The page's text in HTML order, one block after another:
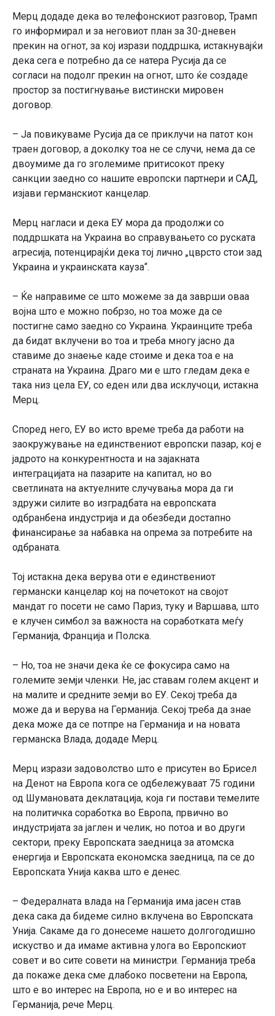
Мерц додаде дека во телефонскиот разговор, Трамп
го информирал и за неговиот план за 30-дневен
прекин на огнот, за кој изрази поддршка, истакнувајќи
дека сега е потребно да се натера Русија да се
согласи на подолг прекин на огнот, што ќе создаде
простор за постигнување вистински мировен
договор.
– Ја повикуваме Русија да се приклучи на патот кон
траен договор, а доколку тоа не се случи, нема да се
двоумиме да го зголемиме притисокот преку
санкции заедно со нашите европски партнери и САД,
изјави германскиот канцелар.
Мерц нагласи и дека ЕУ мора да продолжи со
поддршката на Украина во справувањето со руската
агресија, потенцирајќи дека тој лично „цврсто стои зад
Украина и украинската кауза“.
– Ќе направиме се што можеме за да заврши оваа
војна што е можно побрзо, но тоа може да се
постигне само заедно со Украина. Украинците треба
да бидат вклучени во тоа и треба многу јасно да
ставиме до знаење каде стоиме и дека тоа е на
страната на Украина. Драго ми е што гледам дека е
така низ цела ЕУ, со еден или два исклучоци, истакна
Мерц.
Според него, ЕУ во исто време треба да работи на
заокружување на единствениот европски пазар, кој е
јадрото на конкурентноста и на зајакната
интеграцијата на пазарите на капитал, но во
светлината на актуелните случувања мора да ги
здружи силите во изградбата на европската
одбранбена индустрија и да обезбеди достапно
финансирање за набавка на опрема за потребите на
одбраната.
Тој истакна дека верува оти е единствениот
германски канцелар кој на почетокот на својот
мандат го посети не само Париз, туку и Варшава, што
е клучен симбол за важноста на соработката меѓу
Германија, Франција и Полска.
– Но, тоа не значи дека ќе се фокусира само на
големите земји членки. Не, јас ставам голем акцент и
на малите и средните земји во ЕУ. Секој треба да
може да и верува на Германија. Секој треба да знае
дека може да се потпре на Германија и на новата
германска Влада, додаде Мерц.
Мерц изрази задоволство што е присутен во Брисел
на Денот на Европа кога се одбележуваат 75 години
од Шумановата деклатација, која ги постави темелите
на политичка соработка во Европа, првично во
индустријата за јаглен и челик, но потоа и во други
сектори, преку Европската заедница за атомска
енергија и Европската економска заедница, па се до
Европската Унија каква што е денес.
– Федералната влада на Германија има јасен став
дека сака да бидеме силно вклучена во Европската
Унија. Сакаме да го донесеме нашето долгогодишно
искуство и да имаме активна улога во Европскиот
совет и во сите совети на министри. Германија треба
да покаже дека сме длабоко посветени на Европа,
што е во интерес на Европа, но е и во интерес на
Германија, рече Мерц.